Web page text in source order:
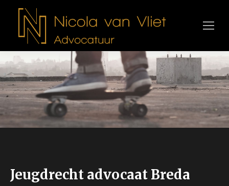
Jeugdrecht advocaat Breda